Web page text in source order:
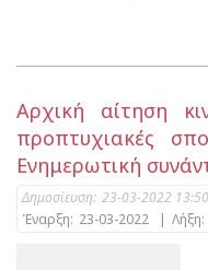
Aρχική αίτηση
προπτυχιακές
Eνημερωτική
Δημοσίευση: 23-03-2022 13:50
Έναρξη: 23-03-2022 | Λήξη: